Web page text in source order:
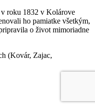
roku 1832 v Kolárove
ho pamiatke všetkým,
o život mimoriadne
(Kovár, Zajac,